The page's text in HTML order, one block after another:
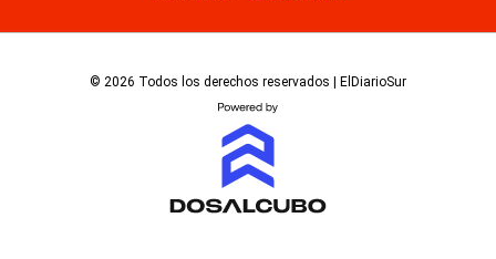
© 2026 Todos los derechos reservados | ElDiarioSur